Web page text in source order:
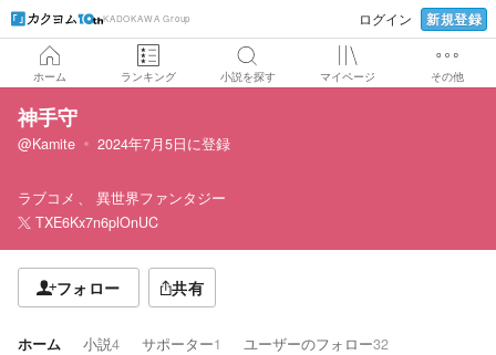
KADOKAWA Group ログイン 新規登録
ホーム ランキング 小説を探す マイページ その他
神手守
@Kamite 2024年7月5日に登録
ラブコメ
異世界ファンタジー
TXE6Kx7n6plOnUC
フォロー 共有
ホーム 小説4 サポーター1 ユーザーのフォロー32